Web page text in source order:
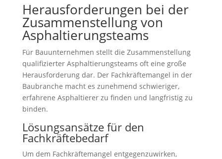
Herausforderungen bei der
Zusammenstellung von
Asphaltierungsteams
Für Bauunternehmen stellt die Zusammenstellung
qualifizierter Asphaltierungsteams oft eine große
Herausforderung dar. Der Fachkräftemangel in der
Baubranche macht es zunehmend schwieriger,
erfahrene Asphaltierer zu finden und langfristig zu
binden.
Lösungsansätze für den
Fachkräftebedarf
Um dem Fachkräftemangel entgegenzuwirken,